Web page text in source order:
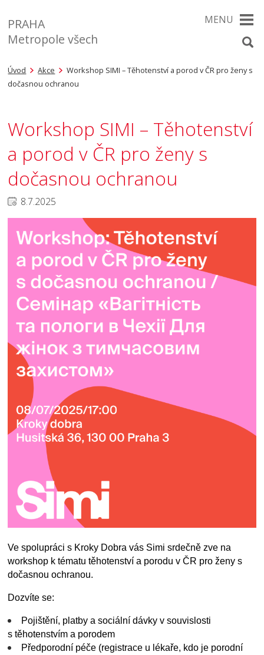
PRAHA
Metropole všech
MENU
Úvod Akce
Workshop SIMI – Těhotenství a porod v ČR pro ženy s
dočasnou ochranou
Workshop SIMI – Těhotenství
a porod v ČR pro ženy s
dočasnou ochranou
8.7.2025
Ve spolupráci s Kroky Dobra vás Simi srdečně zve na
workshop k tématu těhotenství a porodu v ČR pro ženy s
dočasnou ochranou.
Dozvíte se:
Pojištění, platby a sociální dávky v souvislosti
s těhotenstvím a porodem
Předporodní péče (registrace u lékaře, kdo je porodní